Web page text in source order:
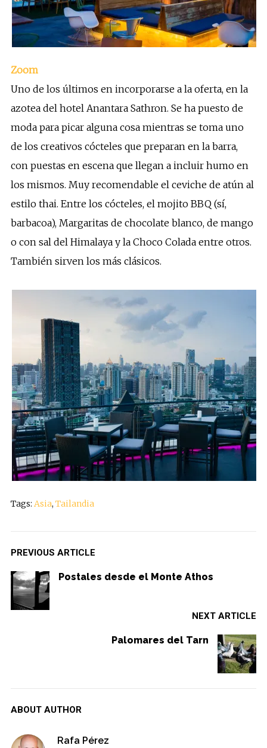
Zoom
Uno de los últimos en incorporarse a la oferta, en la
azotea del hotel Anantara Sathron. Se ha puesto de
moda para picar alguna cosa mientras se toma uno
de los creativos cócteles que preparan en la barra,
con puestas en escena que llegan a incluir humo en
los mismos. Muy recomendable el ceviche de atún al
estilo thai. Entre los cócteles, el mojito BBQ (sí,
barbacoa), Margaritas de chocolate blanco, de mango
o con sal del Himalaya y la Choco Colada entre otros.
También sirven los más clásicos.
Tags: Asia, Tailandia
PREVIOUS ARTICLE
Postales desde el Monte Athos
NEXT ARTICLE
Palomares del Tarn
ABOUT AUTHOR
Rafa Pérez